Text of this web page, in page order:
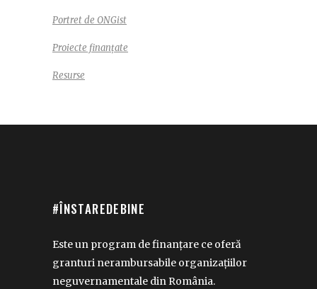
Portret de ONGist
Proiecte finanțate
Resurse
#ÎNSTAREDEBINE
Este un program de finanțare ce oferă
granturi nerambursabile organizațiilor
neguvernamentale din România.